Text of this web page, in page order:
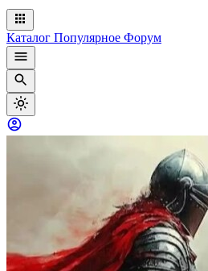
Каталог Популярное Форум